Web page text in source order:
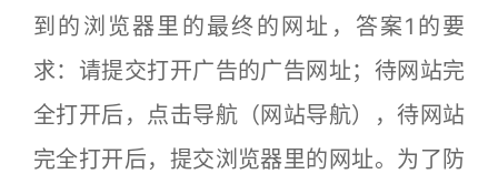
到的浏览器里的最终的网址，答案1的要
求：请提交打开广告的广告网址；待网站完
全打开后，点击导航（网站导航），待网站
完全打开后，提交浏览器里的网址。为了防